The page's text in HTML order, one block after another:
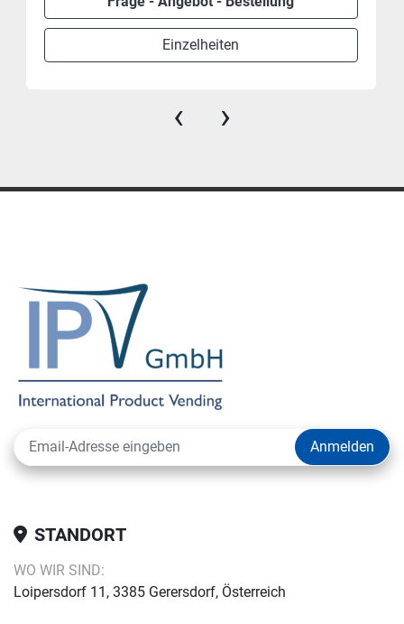
Einzelheiten
‹ ›
Anmelden
STANDORT
WO WIR SIND:
Loipersdorf 11, 3385 Gerersdorf, Österreich